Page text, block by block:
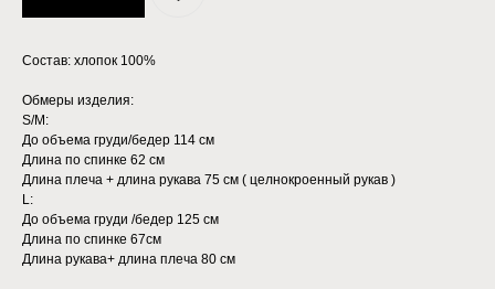
Состав: хлопок 100%
Обмеры изделия:
S/M:
До объема груди/бедер 114 см
Длина по спинке 62 см
Длина плеча + длина рукава 75 см ( целнокроенный рукав )
L:
До объема груди /бедер 125 см
Длина по спинке 67см
Длина рукава+ длина плеча 80 см